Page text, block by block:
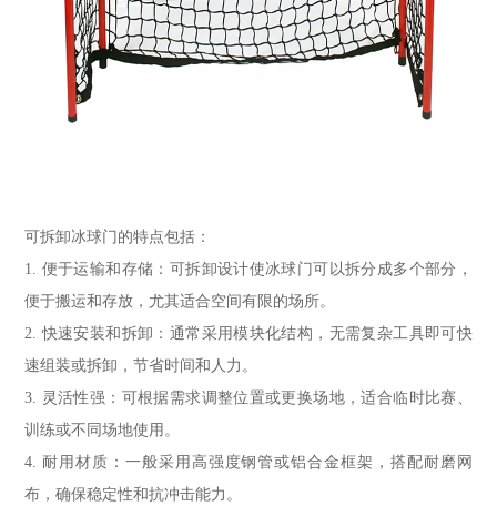
可拆卸冰球门的特点包括：
1. 便于运输和存储：可拆卸设计使冰球门可以拆分成多个部分，
便于搬运和存放，尤其适合空间有限的场所。
2. 快速安装和拆卸：通常采用模块化结构，无需复杂工具即可快
速组装或拆卸，节省时间和人力。
3. 灵活性强：可根据需求调整位置或更换场地，适合临时比赛、
训练或不同场地使用。
4. 耐用材质：一般采用高强度钢管或铝合金框架，搭配耐磨网
布，确保稳定性和抗冲击能力。